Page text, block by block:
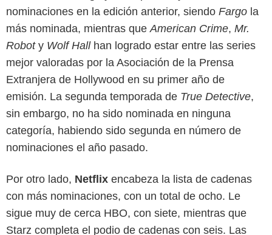
nominaciones en la edición anterior, siendo Fargo la
más nominada, mientras queAmerican Crime, Mr.
Roboty Wolf Hallhan logrado estar entre las series
mejor valoradas por la Asociación de la Prensa
Extranjera de Hollywood en su primer año de
emisión. La segunda temporada de True Detective,
sin embargo, no ha sido nominada en ninguna
categoría, habiendo sido segunda en número de
nominaciones el año pasado.
Por otro lado, Netflix encabeza la lista de cadenas
con más nominaciones, con un total de ocho. Le
sigue muy de cerca HBO, con siete, mientras que
Starz completa el podio de cadenas con seis. Las